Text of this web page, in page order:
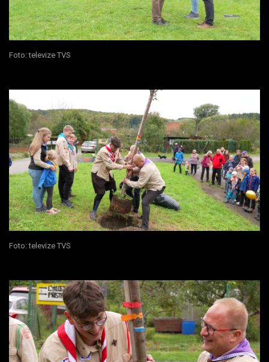
Foto: televize TVS
Foto: televize TVS